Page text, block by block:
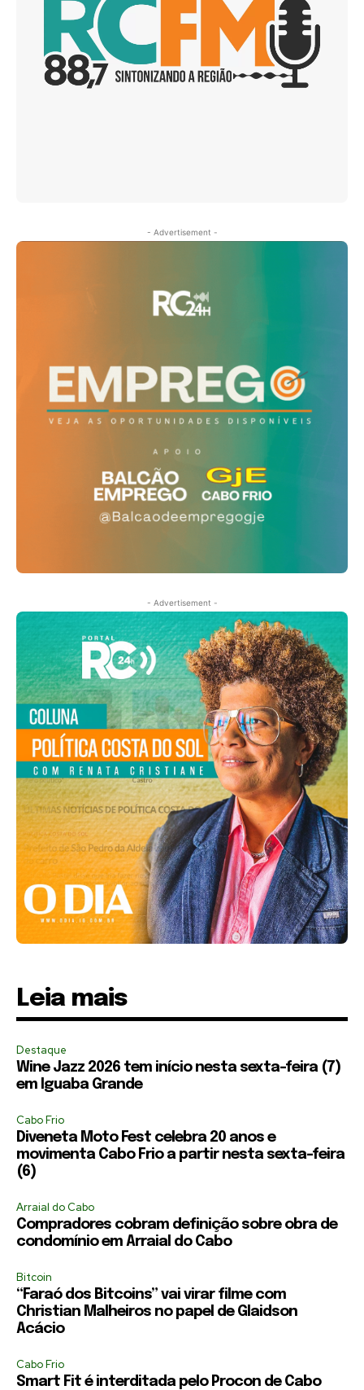
- Advertisement -
- Advertisement -
Leia mais
Destaque
Wine Jazz 2026 tem início nesta sexta-feira (7)
em Iguaba Grande
Cabo Frio
Diveneta Moto Fest celebra 20 anos e
movimenta Cabo Frio a partir nesta sexta-feira
(6)
Arraial do Cabo
Compradores cobram definição sobre obra de
condomínio em Arraial do Cabo
Bitcoin
“Faraó dos Bitcoins” vai virar filme com
Christian Malheiros no papel de Glaidson
Acácio
Cabo Frio
Smart Fit é interditada pelo Procon de Cabo